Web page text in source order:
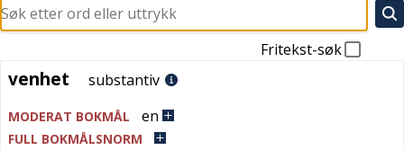
Fritekst-søk
venhet
venhet substantiv
MODERAT BOKMÅL en
FULL BOKMÅLSNORM